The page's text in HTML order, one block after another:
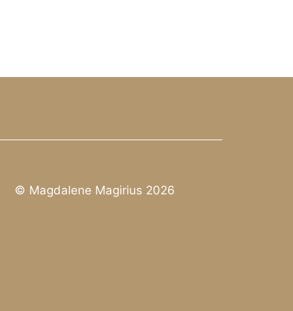
© Magdalene Magirius 2026